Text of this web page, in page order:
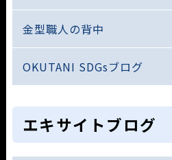
金型職人の背中
OKUTANI SDGsブログ
エキサイトブログ